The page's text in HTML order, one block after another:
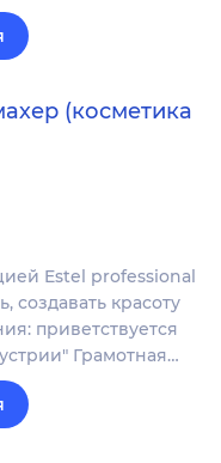
(косметика
Estel professional
создавать красоту
приветствуется
Грамотная…